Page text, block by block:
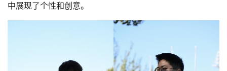
中展现了个性和创意。